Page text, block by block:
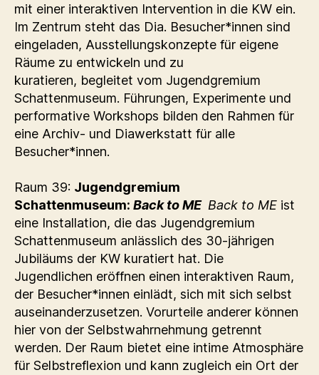
mit einer interaktiven Intervention in die KW ein.
Im Zentrum steht das Dia. Besucher*innen sind
eingeladen, Ausstellungskonzepte für eigene
Räume zu entwickeln und zu
kuratieren, begleitet vom Jugendgremium
Schattenmuseum. Führungen, Experimente und
performative Workshops bilden den Rahmen für
eine Archiv- und Diawerkstatt für alle
Besucher*innen.
Raum 39: Jugendgremium
Schattenmuseum: Back to ME Back to ME ist
eine Installation, die das Jugendgremium
Schattenmuseum anlässlich des 30-jährigen
Jubiläums der KW kuratiert hat. Die
Jugendlichen eröffnen einen interaktiven Raum,
der Besucher*innen einlädt, sich mit sich selbst
auseinanderzusetzen. Vorurteile anderer können
hier von der Selbstwahrnehmung getrennt
werden. Der Raum bietet eine intime Atmosphäre
für Selbstreflexion und kann zugleich ein Ort der